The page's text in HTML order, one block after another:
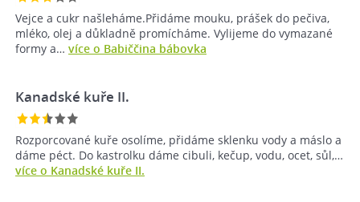
Vejce a cukr našleháme.Přidáme mouku, prášek do pečiva,
mléko, olej a důkladně promícháme. Vylijeme do vymazané
formy a… více o Babiččina bábovka
Kanadské kuře II.
Rozporcované kuře osolíme, přidáme sklenku vody a máslo a
dáme péct. Do kastrolku dáme cibuli, kečup, vodu, ocet, sůl,…
více o Kanadské kuře II.